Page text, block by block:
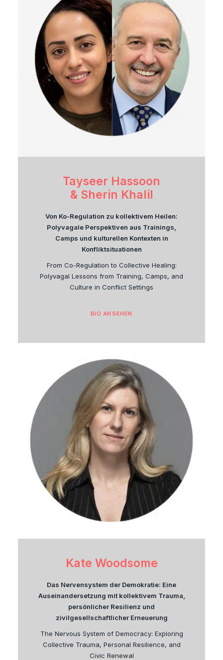
Tayseer Hassoon
& Sherin Khalil
Von Ko-Regulation zu kollektivem Heilen:
Polyvagale Perspektiven aus Trainings,
Camps und kulturellen Kontexten in
Konfliktsituationen
From Co-Regulation to Collective Healing:
Polyvagal Lessons from Training, Camps, and
Culture in Conflict Settings
BIO ANSEHEN
Kate Woodsome
Das Nervensystem der Demokratie: Eine
Auseinandersetzung mit kollektivem Trauma,
persönlicher Resilienz und
zivilgesellschaftlicher Erneuerung
The Nervous System of Democracy: Exploring
Collective Trauma, Personal Resilience, and
Civic Renewal